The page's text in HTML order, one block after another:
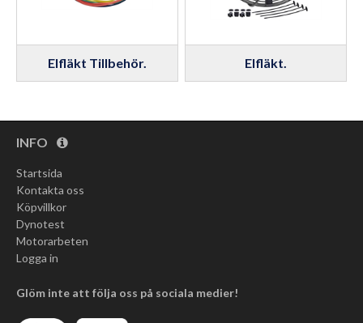
Elfläkt Tillbehör. Elfläkt.
INFO
Startsida
Kontakta oss
Köpvillkor
Dynotest
Motorarbeten
Logga in
Glöm inte att följa oss på sociala medier!